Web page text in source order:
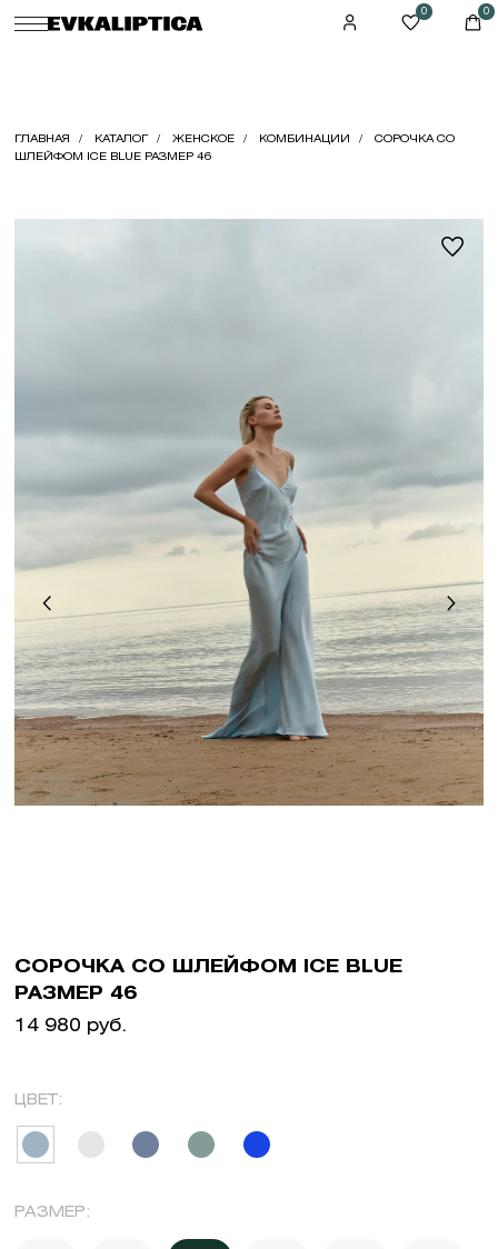
0 0
ГЛАВНАЯ КАТАЛОГ ЖЕНСКОЕ КОМБИНАЦИИ
СОРОЧКА СО
ШЛЕЙФОМ ICE BLUE РАЗМЕР 46
СОРОЧКА СО ШЛЕЙФОМ ICE BLUE
РАЗМЕР 46
14 980 руб.
ЦВЕТ:
РАЗМЕР: